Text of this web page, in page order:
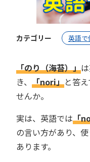
カテゴリー 英語で
「のり（海苔）」
き、 「nori」と答
せんか。
実は、英語では「
の言い方があり、
あります。